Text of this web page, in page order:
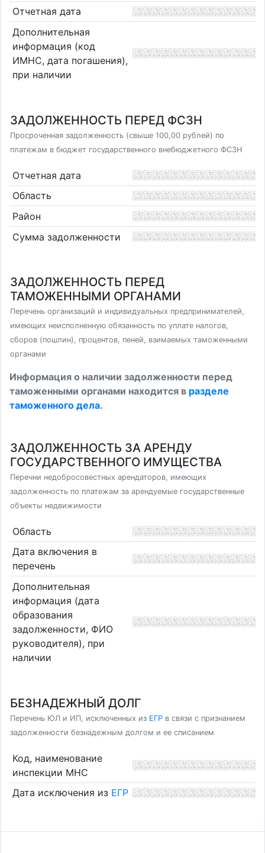
Отчетная дата
Дополнительная
информация (код
ИМНС, дата погашения),
при наличии
ЗАДОЛЖЕННОСТЬ ПЕРЕД ФСЗН
Просроченная задолженность (свыше 100,00 рублей) по
платежам в бюджет государственного внебюджетного ФСЗН
Отчетная дата
Область
Район
Сумма задолженности
ЗАДОЛЖЕННОСТЬ ПЕРЕД
ТАМОЖЕННЫМИ ОРГАНАМИ
Перечень организаций и индивидуальных предпринимателей,
имеющих неисполненную обязанность по уплате налогов,
сборов (пошлин), процентов, пеней, взимаемых таможенными
органами
Информация о наличии задолженности перед
таможенными органами находится в разделе
таможенного дела.
ЗАДОЛЖЕННОСТЬ ЗА АРЕНДУ
ГОСУДАРСТВЕННОГО ИМУЩЕСТВА
Перечни недобросовестных арендаторов, имеющих
задолженность по платежам за арендуемые государственные
объекты недвижимости
Область
Дата включения в
перечень
Дополнительная
информация (дата
образования
задолженности, ФИО
руководителя), при
наличии
БЕЗНАДЕЖНЫЙ ДОЛГ
Перечень ЮЛ и ИП, исключенных из ЕГР в связи с признанием
задолженности безнадежным долгом и ее списанием
Код, наименование
инспекции МНС
Дата исключения из ЕГР